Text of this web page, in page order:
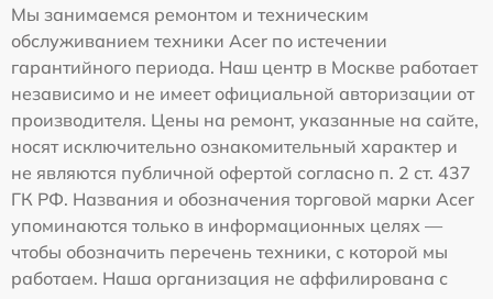
Мы занимаемся ремонтом и техническим
обслуживанием техники Acer по истечении
гарантийного периода. Наш центр в Москве работает
независимо и не имеет официальной авторизации от
производителя. Цены на ремонт, указанные на сайте,
носят исключительно ознакомительный характер и
не являются публичной офертой согласно п. 2 ст. 437
ГК РФ. Названия и обозначения торговой марки Acer
упоминаются только в информационных целях —
чтобы обозначить перечень техники, с которой мы
работаем. Наша организация не аффилирована с